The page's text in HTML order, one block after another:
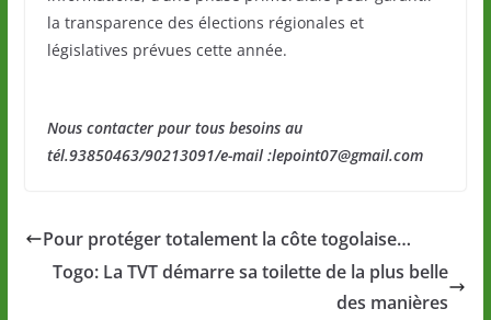
la transparence des élections régionales et
législatives prévues cette année.
Nous contacter pour tous besoins au
tél.93850463/90213091/e-mail :lepoint07@gmail.com
Pour protéger totalement la côte togolaise…
Togo: La TVT démarre sa toilette de la plus belle
des manières